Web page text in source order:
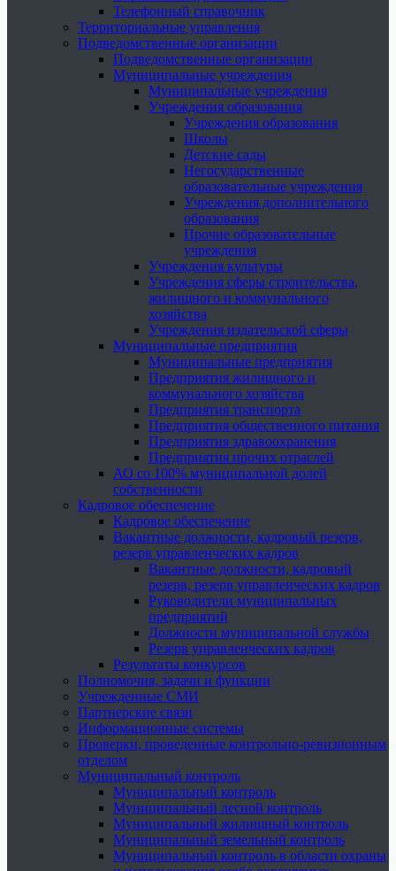
Телефонный справочник
Территориальные управления
Подведомственные организации
Подведомственные организации
Муниципальные учреждения
Муниципальные учреждения
Учреждения образования
Учреждения образования
Школы
Детские сады
Негосударственные
образовательные учреждения
Учреждения дополнительного
образования
Прочие образовательные
учреждения
Учреждения культуры
Учреждения сферы строительства,
жилищного и коммунального
хозяйства
Учреждения издательской сферы
Муниципальные предприятия
Муниципальные предприятия
Предприятия жилищного и
коммунального хозяйства
Предприятия транспорта
Предприятия общественного питания
Предприятия здравоохранения
Предприятия прочих отраслей
АО со 100% муниципальной долей
собственности
Кадровое обеспечение
Кадровое обеспечение
Вакантные должности, кадровый резерв,
резерв управленческих кадров
Вакантные должности, кадровый
резерв, резерв управленческих кадров
Руководители муниципальных
предприятий
Должности муниципальной службы
Резерв управленческих кадров
Результаты конкурсов
Полномочия, задачи и функции
Учрежденные СМИ
Партнерские связи
Информационные системы
Проверки, проведенные контрольно-ревизионным
отделом
Муниципальный контроль
Муниципальный контроль
Муниципальный лесной контроль
Муниципальный жилищный контроль
Муниципальный земельный контроль
Муниципальный контроль в области охраны